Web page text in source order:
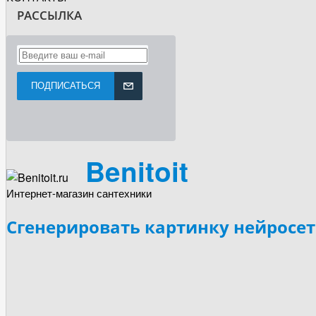
РАССЫЛКА
ПОДПИСАТЬСЯ
Benitoit
Интернет-магазин сантехники
Сгенерировать картинку